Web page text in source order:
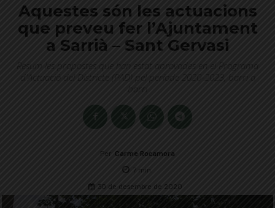
Aquestes són les actuacions
que preveu fer l’Ajuntament
a Sarrià – Sant Gervasi
Resum les propostes que han estat aprovades en el Programa
d'Actuació del Districte (PAD) pel període 2020-2023, barri a
barri
Per Carme Rocamora
7min.
30 de desembre de 2020